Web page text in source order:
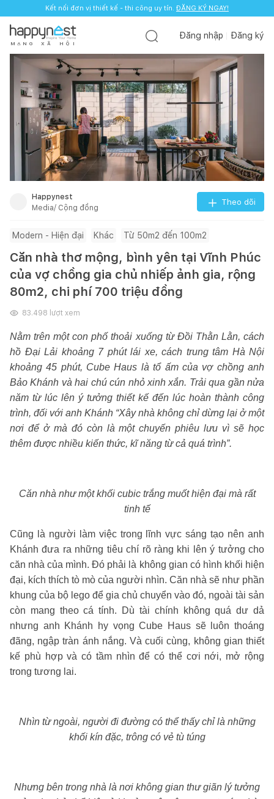
Kết nối đơn vị thiết kế - thi công uy tín. ĐĂNG KÝ NGAY!
Kết nối đơn vị thiết kế - thi công uy tín. ĐĂNG KÝ NGAY!
M Ạ N G X Ã H Ộ I
Đăng nhập Đăng ký
Happynest
Media/ Cộng đồng
Theo dõi
Modern - Hiện đại Khác Từ 50m2 đến 100m2
Căn nhà thơ mộng, bình yên tại Vĩnh Phúc
của vợ chồng gia chủ nhiếp ảnh gia, rộng
80m2, chi phí 700 triệu đồng
83.498 lượt xem
Nằm trên một con phố thoải xuống từ Đồi Thằn Lằn, cách
hồ Đại Lải khoảng 7 phút lái xe, cách trung tâm Hà Nội
khoảng 45 phút, Cube Haus là tổ ấm của vợ chồng anh
Bảo Khánh và hai chú cún nhỏ xinh xắn. Trải qua gần nửa
năm từ lúc lên ý tưởng thiết kế đến lúc hoàn thành công
trình, đối với anh Khánh “Xây nhà không chỉ dừng lại ở một
nơi để ở mà đó còn là một chuyến phiêu lưu vì sẽ học
thêm được nhiều kiến thức, kĩ năng từ cả quá trình”.
Căn nhà như một khối cubic trắng muốt hiện đại mà rất
tinh tế
Cũng là người làm việc trong lĩnh vực sáng tạo nên anh
Khánh đưa ra những tiêu chí rõ ràng khi lên ý tưởng cho
căn nhà của mình. Đó phải là không gian có hình khối hiện
đại, kích thích tò mò của người nhìn. Căn nhà sẽ như phần
khung của bộ lego để gia chủ chuyển vào đó, ngoài tài sản
còn mang theo cá tính. Dù tài chính không quá dư dả
nhưng anh Khánh hy vọng Cube Haus sẽ luôn thoáng
đãng, ngập tràn ánh nắng. Và cuối cùng, không gian thiết
kế phù hợp và có tầm nhìn để có thể cơi nới, mở rộng
trong tương lai.
Nhìn từ ngoài, người đi đường có thể thấy chỉ là những
khối kín đặc, trông có vẻ tù túng
Nhưng bên trong nhà là nơi không gian thư giãn lý tưởng